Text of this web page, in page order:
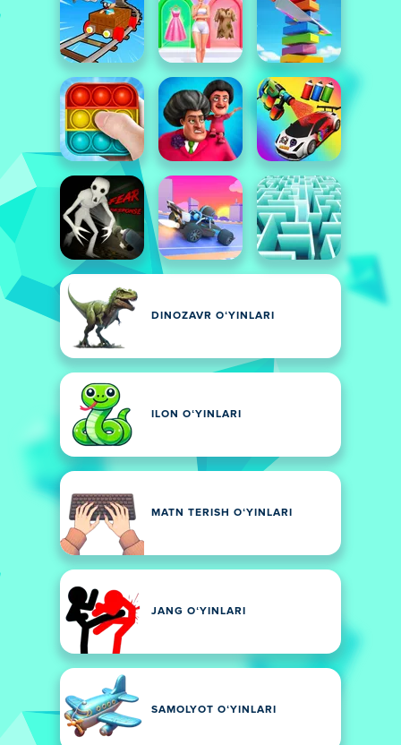
DINOZAVR OʻYINLARI
ILON OʻYINLARI
MATN TERISH OʻYINLARI
JANG OʻYINLARI
SAMOLYOT OʻYINLARI